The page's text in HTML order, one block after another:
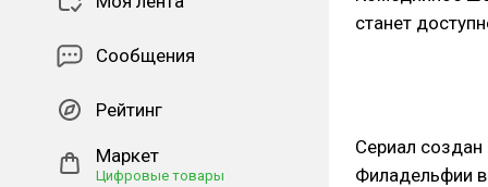
Сообщения
Рейтинг
Маркет
Цифровые товары
станет
Сериал создан
Филадельфии